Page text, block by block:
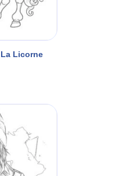
La Licorne